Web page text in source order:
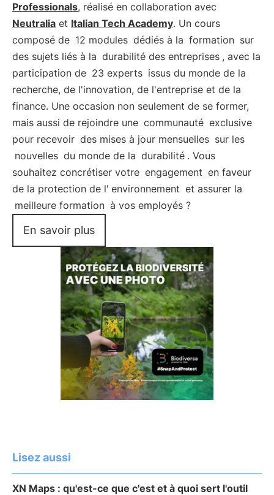
Professionals, réalisé en collaboration avec
Neutralia et Italian Tech Academy. Un cours
composé de 12 modules dédiés à la formation sur
des sujets liés à la durabilité des entreprises , avec la
participation de 23 experts issus du monde de la
recherche, de l'innovation, de l'entreprise et de la
finance. Une occasion non seulement de se former,
mais aussi de rejoindre une communauté exclusive
pour recevoir des mises à jour mensuelles sur les
nouvelles du monde de la durabilité . Vous
souhaitez concrétiser votre engagement en faveur
de la protection de l' environnement et assurer la
meilleure formation à vos employés ?
En savoir plus
Lisez aussi
XN Maps : qu'est-ce que c'est et à quoi sert l'outil